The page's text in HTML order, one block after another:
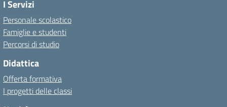
I Servizi
Personale scolastico
Famiglie e studenti
Percorsi di studio
Didattica
Offerta formativa
I progetti delle classi